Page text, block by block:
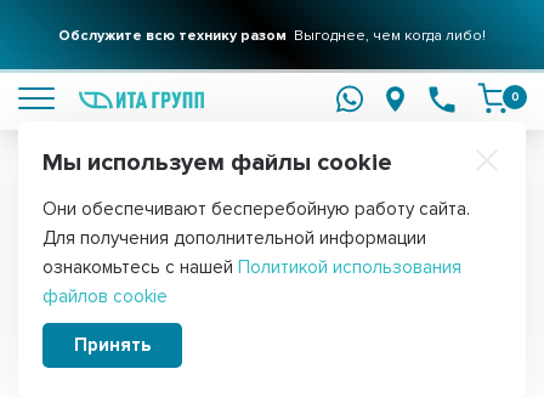
Обслужите всю технику разом Выгоднее, чем когда либо!
0
Главная Запчасти для холодильников Реле для холодильников
Реле для холодильников
универсальные
Мы используем файлы cookie
Они обеспечивают бесперебойную работу сайта.
Для получения дополнительной информации
ознакомьтесь с нашей Политикой использования
файлов cookie
Принять